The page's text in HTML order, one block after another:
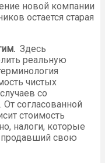
новой компании
остается старая
Здесь
реальную
чистых
со
согласованной
стоимость
налоги, которые
продавший свою